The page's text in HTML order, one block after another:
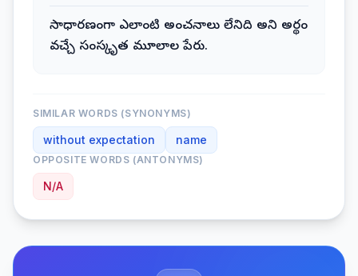
సాధారణంగా ఎలాంటి అంచనాలు లేనిది అని అర్థం
వచ్చే సంస్కృత మూలాల పేరు.
SIMILAR WORDS (SYNONYMS)
without expectation name
OPPOSITE WORDS (ANTONYMS)
N/A